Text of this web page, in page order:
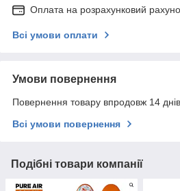
Оплата на розрахунковий
Всі умови оплати
Умови повернення
Повернення товару впродовж 14
Всі умови повернення
Подібні товари компанії